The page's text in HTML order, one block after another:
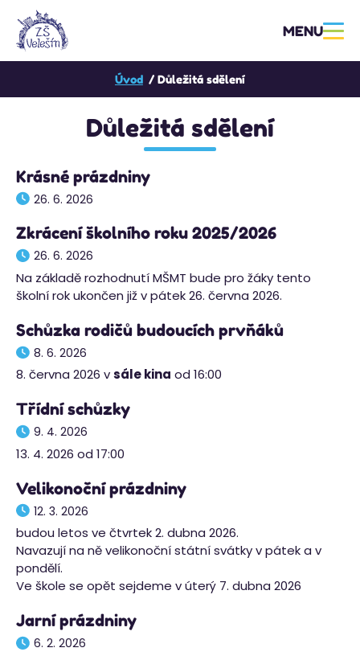
MENU
Úvod Důležitá sdělení
Důležitá sdělení
Krásné prázdniny
26. 6. 2026
Zkrácení školního roku 2025/2026
26. 6. 2026
Na základě rozhodnutí MŠMT bude pro žáky tento
školní rok ukončen již v pátek 26. června 2026.
Schůzka rodičů budoucích prvňáků
8. 6. 2026
8. června 2026 vsále kina od 16:00
Třídní schůzky
9. 4. 2026
13. 4. 2026 od 17:00
Velikonoční prázdniny
12. 3. 2026
budou letos ve čtvrtek 2. dubna 2026.
Navazují na ně velikonoční státní svátky v pátek a v
pondělí.
Ve škole se opět sejdeme v úterý 7. dubna 2026
Jarní prázdniny
6. 2. 2026